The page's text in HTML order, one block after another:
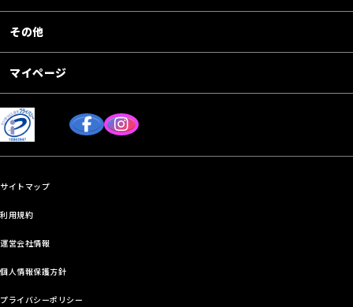
その他
マイページ
サイトマップ
利用規約
運営会社情報
個人情報保護方針
プライバシーポリシー